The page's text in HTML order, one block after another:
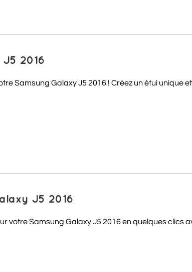
2016
Samsung Galaxy J5 2016 ! Créez un étui unique
J5 2016
votre Samsung Galaxy J5 2016 en quelques clics